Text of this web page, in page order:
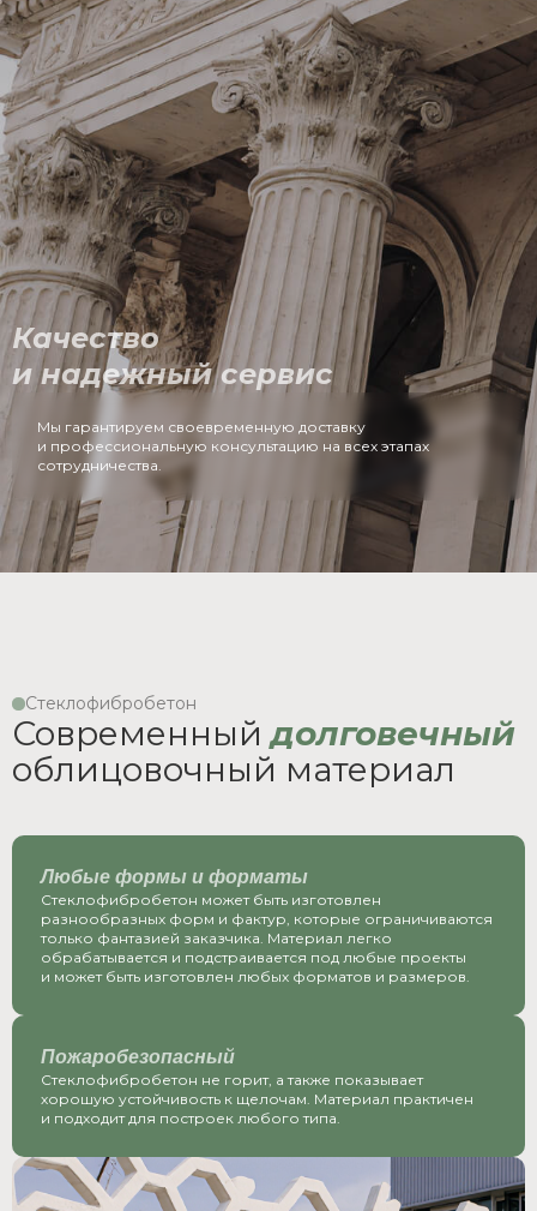
Качество
и надежный сервис
Мы гарантируем своевременную доставку
и профессиональную консультацию на всех этапах
сотрудничества.
Cтеклофибробетон
Современныйдолговечный
облицовочный материал
Любые формы и форматы
Стеклофибробетон может быть изготовлен
разнообразных форм и фактур, которые ограничиваются
только фантазией заказчика. Материал легко
обрабатывается и подстраивается под любые проекты
и может быть изготовлен любых форматов и размеров.
Пожаробезопасный
Стеклофибробетон не горит, а также показывает
хорошую устойчивость к щелочам. Материал практичен
и подходит для построек любого типа.